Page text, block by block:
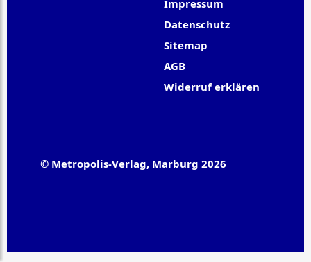
Impressum
Datenschutz
Sitemap
AGB
Widerruf erklären
© Metropolis-Verlag, Marburg 2026